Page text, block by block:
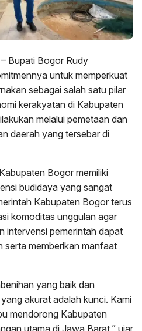
Bupati Bogor Rudy
untuk memperkuat
sebagai salah satu pilar
kerakyatan di Kabupaten
melalui pemetaan dan
daerah yang tersebar di
Bogor memiliki
budidaya yang sangat
Kabupaten Bogor terus
komoditas unggulan agar
intervensi pemerintah dapat
serta memberikan manfaat
yang baik dan
akurat adalah kunci. Kami
mendorong Kabupaten
utama di Jawa Barat,” ujar